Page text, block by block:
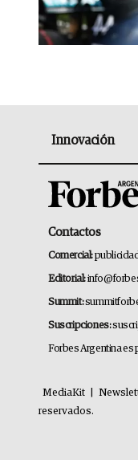
Innovación
Contactos
Comercial:
Editorial:
Summit:
Suscripciones:
Forbes Argentina es
MediaKit
reservados.